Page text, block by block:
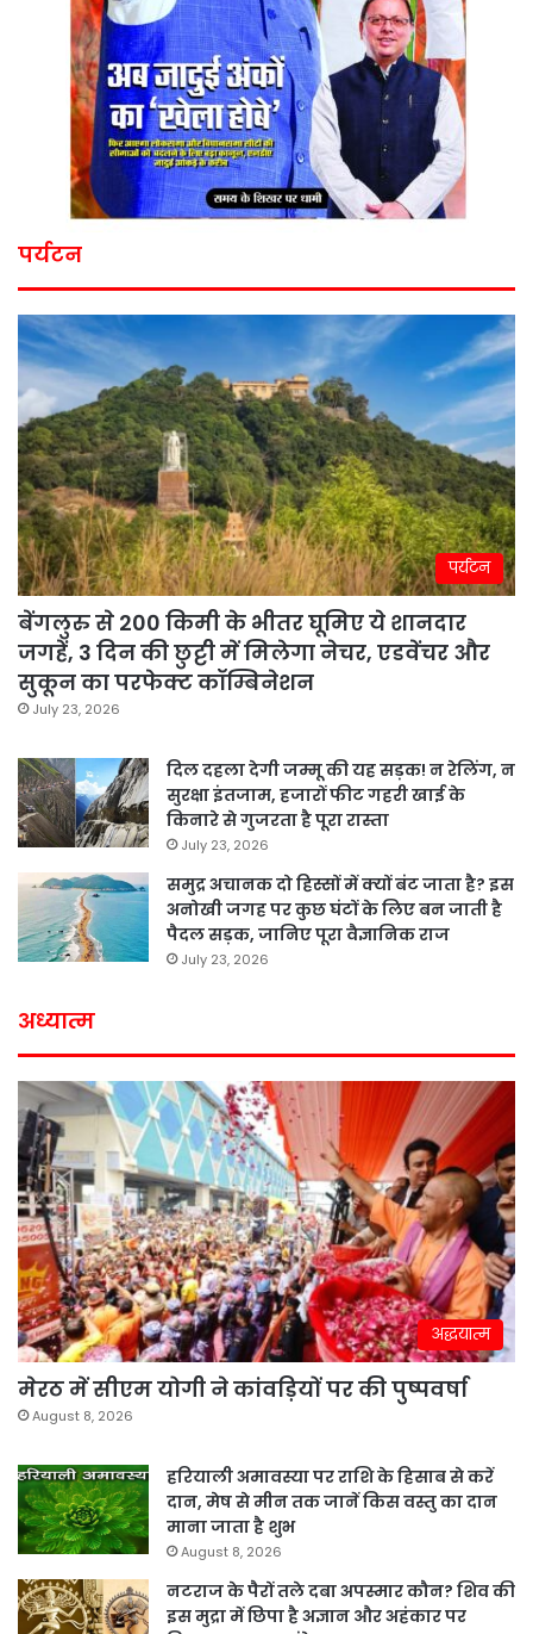
पर्यटन
पर्यटन
बेंगलुरु से 200 किमी के भीतर घूमिए ये शानदार
जगहें, 3 दिन की छुट्टी में मिलेगा नेचर, एडवेंचर और
सुकून का परफेक्ट कॉम्बिनेशन
July 23, 2026
दिल दहला देगी जम्मू की यह सड़क! न रेलिंग, न
सुरक्षा इंतजाम, हजारों फीट गहरी खाई के
किनारे से गुजरता है पूरा रास्ता
July 23, 2026
समुद्र अचानक दो हिस्सों में क्यों बंट जाता है? इस
अनोखी जगह पर कुछ घंटों के लिए बन जाती है
पैदल सड़क, जानिए पूरा वैज्ञानिक राज
July 23, 2026
अध्यात्म
अद्धयात्म
मेरठ में सीएम योगी ने कांवड़ियों पर की पुष्पवर्षा
August 8, 2026
हरियाली अमावस्या पर राशि के हिसाब से करें
दान, मेष से मीन तक जानें किस वस्तु का दान
माना जाता है शुभ
August 8, 2026
नटराज के पैरों तले दबा अपस्मार कौन? शिव की
इस मुद्रा में छिपा है अज्ञान और अहंकार पर